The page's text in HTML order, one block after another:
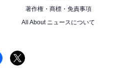
著作権・商標・免責事項
All About ニュースについて